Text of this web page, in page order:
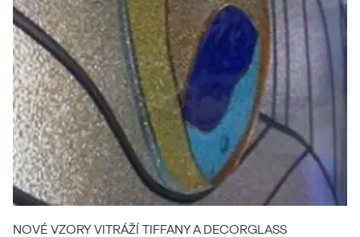
NOVÉ VZORY VITRÁŽÍ TIFFANY A DECORGLASS